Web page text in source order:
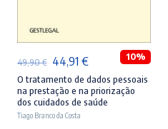
49,90€ O
preço
original
era:
44,91 €O
preço
atual
10%
O tratamento de dados pessoais
na prestação e na priorização
dos cuidados de saúde
Tiago Branco da Costa